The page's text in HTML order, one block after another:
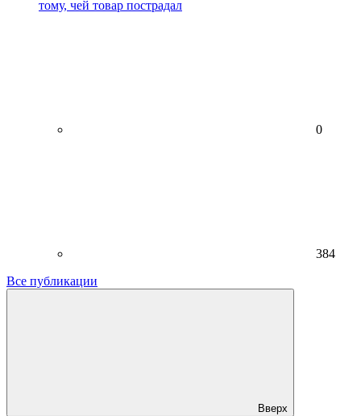
тому, чей товар пострадал
0
384
Все публикации
Вверх